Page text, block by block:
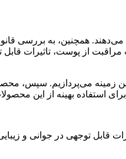
تکیه دارد که در 10 ثانیه اول پس از استفاده از
موجود در این زمینه می‌پردازیم.
استفاده بهینه از این
از محصولات مراقبت از پوست، تاثیرات قابل